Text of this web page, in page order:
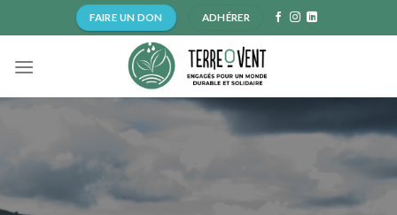
to
FAIRE UN DON ADHÉRER